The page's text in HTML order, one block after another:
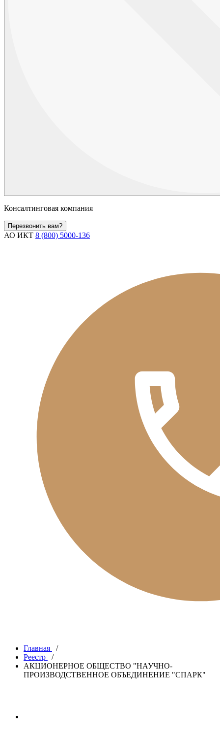
Консалтинговая компания
Перезвонить вам?
АО ИКТ 8 (800) 5000-136
Главная
/
Реестр
/
АКЦИОНЕРНОЕ ОБЩЕСТВО "НАУЧНО-
ПРОИЗВОДСТВЕННОЕ ОБЪЕДИНЕНИЕ "СПАРК"